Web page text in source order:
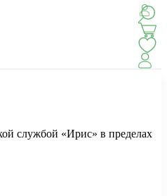
службой «Ирис» в пределах